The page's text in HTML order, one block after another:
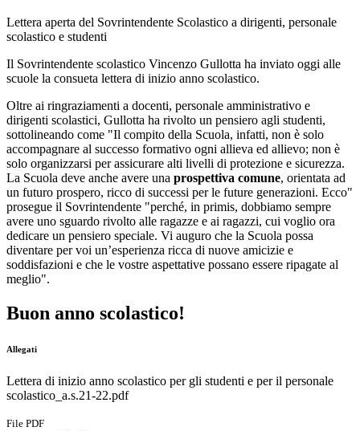
Lettera aperta del Sovrintendente Scolastico a dirigenti, personale
scolastico e studenti
Il Sovrintendente scolastico Vincenzo Gullotta ha inviato oggi alle
scuole la consueta lettera di inizio anno scolastico.
Oltre ai ringraziamenti a docenti, personale amministrativo e
dirigenti scolastici, Gullotta ha rivolto un pensiero agli studenti,
sottolineando come "Il compito della Scuola, infatti, non è solo
accompagnare al successo formativo ogni allieva ed allievo; non è
solo organizzarsi per assicurare alti livelli di protezione e sicurezza.
La Scuola deve anche avere una prospettiva comune, orientata ad
un futuro prospero, ricco di successi per le future generazioni. Ecco"
prosegue il Sovrintendente "perché, in primis, dobbiamo sempre
avere uno sguardo rivolto alle ragazze e ai ragazzi, cui voglio ora
dedicare un pensiero speciale. Vi auguro che la Scuola possa
diventare per voi un’esperienza ricca di nuove amicizie e
soddisfazioni e che le vostre aspettative possano essere ripagate al
meglio".
Buon anno scolastico!
Allegati
Lettera di inizio anno scolastico per gli studenti e per il personale
scolastico_a.s.21-22.pdf
File PDF